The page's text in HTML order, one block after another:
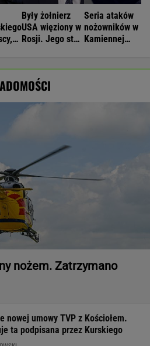
Były żołnierz
USA więziony w
Rosji. Jego stan
Seria ataków
nożowników w
Kamiennej
nożem. Zatrzymano
nowej umowy TVP z Kościołem.
ta podpisana przez Kurskiego